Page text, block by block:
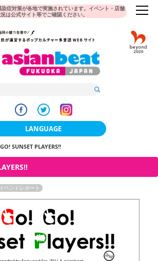
症対策が各地で実施されています。イベント・店舗
は公式サイト等でご確認ください。
LANGUAGE
日本語
簡体中文
繁體中文
English
ภาษาไทย
SUNSET PLAYERS!!
イベントレポート